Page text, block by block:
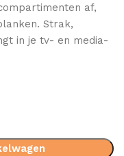
af,
Strak,
in je tv- en media-